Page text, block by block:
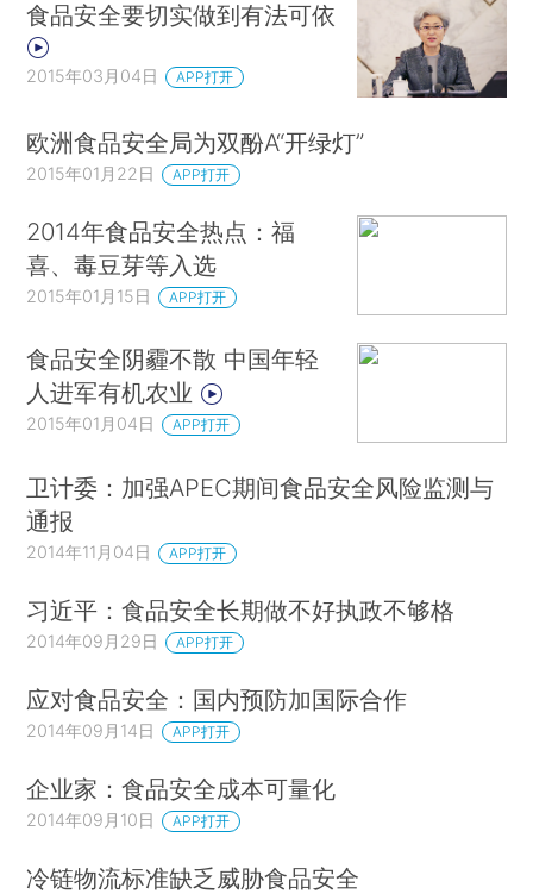
食品安全要切实做到有法可依
2015年03月04日 APP打开
欧洲食品安全局为双酚A“开绿灯”
2015年01月22日 APP打开
2014年食品安全热点：福
喜、毒豆芽等入选
2015年01月15日 APP打开
食品安全阴霾不散 中国年轻
人进军有机农业
2015年01月04日 APP打开
卫计委：加强APEC期间食品安全风险监测与
通报
2014年11月04日 APP打开
习近平：食品安全长期做不好执政不够格
2014年09月29日 APP打开
应对食品安全：国内预防加国际合作
2014年09月14日 APP打开
企业家：食品安全成本可量化
2014年09月10日 APP打开
冷链物流标准缺乏威胁食品安全